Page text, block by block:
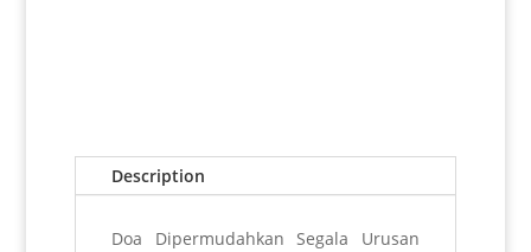
Description
Doa Dipermudahkan Segala Urusan